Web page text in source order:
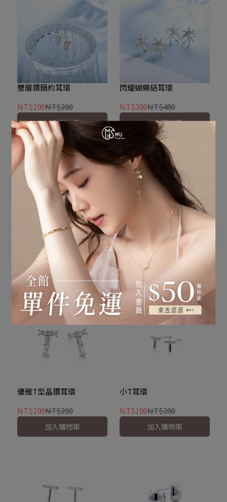
雙層鑽簡約耳環
NT$190NT$280
加入購物車
閃耀蝴蝶結耳環
NT$390NT$480
加入購物車
典雅方形鑽耳環
NT$190NT$280
已售完
點綴夜空圓珠耳環
NT$190
NT$280
優雅T型晶鑽耳環
NT$190NT$280
加入購物車
小T耳環
NT$190NT$280
加入購物車